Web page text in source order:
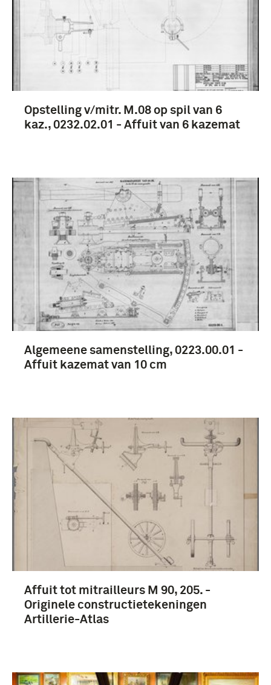
Opstelling v/mitr. M.08 op spil van 6
kaz., 0232.02.01 - Affuit van 6 kazemat
Algemeene samenstelling, 0223.00.01 -
Affuit kazemat van 10 cm
Affuit tot mitrailleurs M 90, 205. -
Originele constructietekeningen
Artillerie-Atlas